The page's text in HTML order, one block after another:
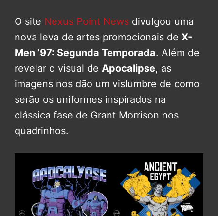
O site Nexus Point News divulgou uma
nova leva de artes promocionais de X-
Men ’97: Segunda Temporada. Além de
revelar o visual de Apocalipse, as
imagens nos dão um vislumbre de como
serão os uniformes inspirados na
clássica fase de Grant Morrison nos
quadrinhos.